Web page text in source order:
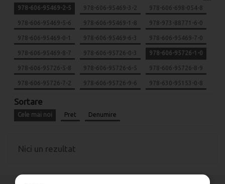
978-606-95469-2-5 978-606-95469-3-2 978-606-698-054-8
978-606-95469-5-6 978-606-95469-1-8 978-973-88771-6-0
978-606-95469-0-1 978-606-95469-6-3 978-606-95469-7-0
978-606-95469-8-7 978-606-95726-0-3 978-606-95726-1-0
978-606-95726-5-8 978-606-95726-6-5 978-606-95726-8-9
978-606-95726-7-2 978-606-95726-9-6 978-630-95153-0-8
Sortare
Cele mai noi Pret Denumire
Nici un rezultat